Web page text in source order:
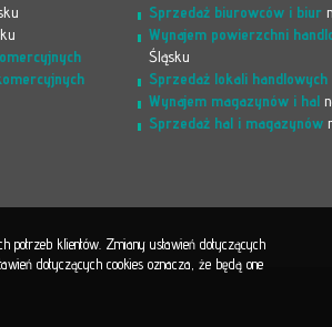
Sprzedaż biurowców i biur
Wynajem powierzchni
Śląsku
Sprzedaż lokali handlowych
Wynajem magazynów i hal
Sprzedaż hal i magazynów
potrzeb klientów. Zmiany ustawień dotyczących
dotyczących cookies oznacza, że będą one